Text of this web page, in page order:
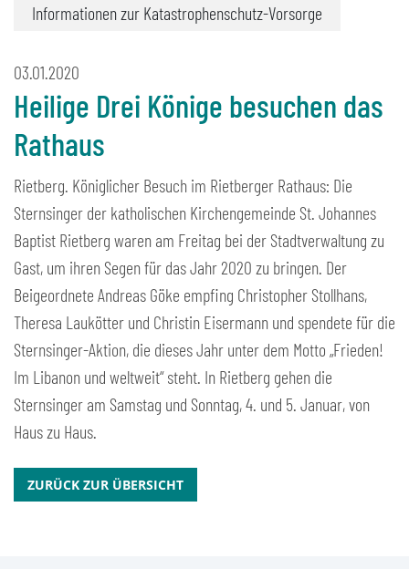
Informationen zur Katastrophenschutz-Vorsorge
03.01.2020
Heilige Drei Könige besuchen das
Rathaus
Rietberg. Königlicher Besuch im Rietberger Rathaus: Die
Sternsinger der katholischen Kirchengemeinde St. Johannes
Baptist Rietberg waren am Freitag bei der Stadtverwaltung zu
Gast, um ihren Segen für das Jahr 2020 zu bringen. Der
Beigeordnete Andreas Göke empfing Christopher Stollhans,
Theresa Laukötter und Christin Eisermann und spendete für die
Sternsinger-Aktion, die dieses Jahr unter dem Motto „Frieden!
Im Libanon und weltweit“ steht. In Rietberg gehen die
Sternsinger am Samstag und Sonntag, 4. und 5. Januar, von
Haus zu Haus.
ZURÜCK ZUR ÜBERSICHT